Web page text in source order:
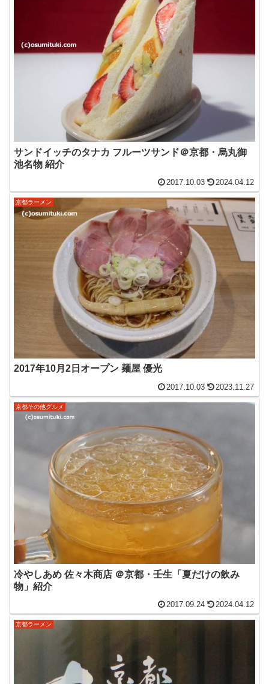
サンドイッチのタナカ フルーツサンド＠京都・烏丸御
池名物 紹介
2017.10.03 2024.04.12
京都ラーメン
2017年10月2日オープン 麺屋 優光
2017.10.03 2023.11.27
京都その他グルメ
冷やしあめ 佐々木商店 ＠京都・壬生「夏だけの飲み
物」紹介
2017.09.24 2024.04.12
京都ラーメン